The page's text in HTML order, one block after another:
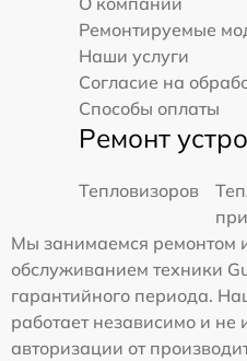
Ремонтируемые
Наши услуги
Согласие на
Способы оплаты
Ремонт
Тепловизоров
Мы занимаемся ремонтом
обслуживанием техники
гарантийного периода.
работает независимо и
авторизации от